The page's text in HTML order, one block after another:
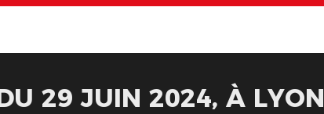
29 JUIN 2024, À LYON